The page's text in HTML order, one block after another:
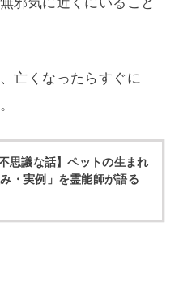
亡くなったらすぐに
不思議な話】ペットの生まれ
・実例」を霊能師が語る